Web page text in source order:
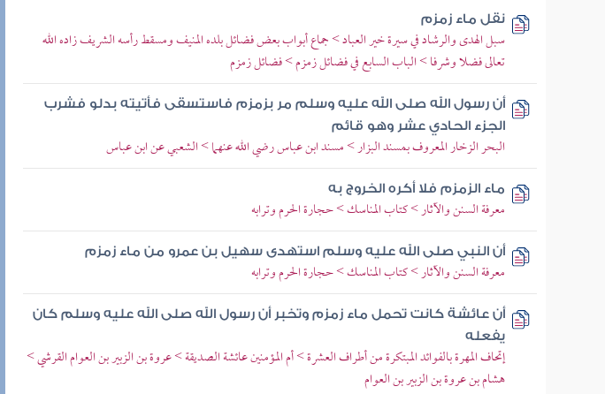
نقل ماء زمزم
سبل الهدى والرشاد في سيرة خير العباد > جماع أبواب بعض فضائل بلده المنيف ومسقط رأسه الشريف زاده الله
تعالى فضلا وشرفا > الباب السابع في فضائل زمزم > فضائل زمزم
أن رسول الله صلى الله عليه وسلم مر بزمزم فاستسقى فأتيته بدلو فشرب
الجزء الحادي عشر وهو قائم
البحر الزخار المعروف بمسند البزار > مسند ابن عباس رضي الله عنهما > الشعبي عن ابن عباس
ماء الزمزم فلا أكره الخروج به
معرفة السنن والآثار > كتاب المناسك > حجارة الحرم وترابه
أن النبي صلى الله عليه وسلم استهدى سهيل بن عمرو من ماء زمزم
معرفة السنن والآثار > كتاب المناسك > حجارة الحرم وترابه
أن عائشة كانت تحمل ماء زمزم وتخبر أن رسول الله صلى الله عليه وسلم كان
يفعله
إتحاف المهرة بالفوائد المبتكرة من أطراف العشرة > أم المؤمنين عائشة الصديقة > عروة بن الزبير بن العوام القرشي >
هشام بن عروة بن الزبير بن العوام